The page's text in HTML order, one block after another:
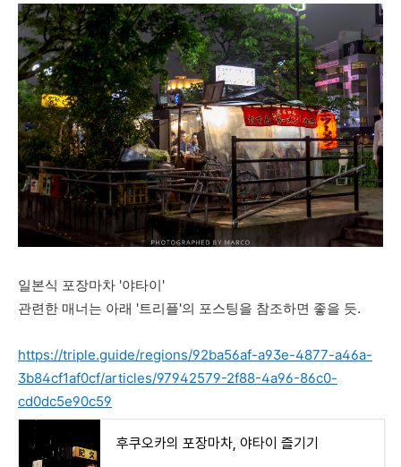
일본식 포장마차 '야타이'
관련한 매너는 아래 '트리플'의 포스팅을 참조하면 좋을 듯.
https://triple.guide/regions/92ba56af-a93e-4877-a46a-
3b84cf1af0cf/articles/97942579-2f88-4a96-86c0-
cd0dc5e90c59
후쿠오카의 포장마차, 야타이 즐기기